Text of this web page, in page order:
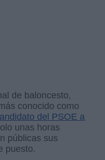
de baloncesto,
conocido como
del PSOE a
unas horas
públicas sus
puesto.